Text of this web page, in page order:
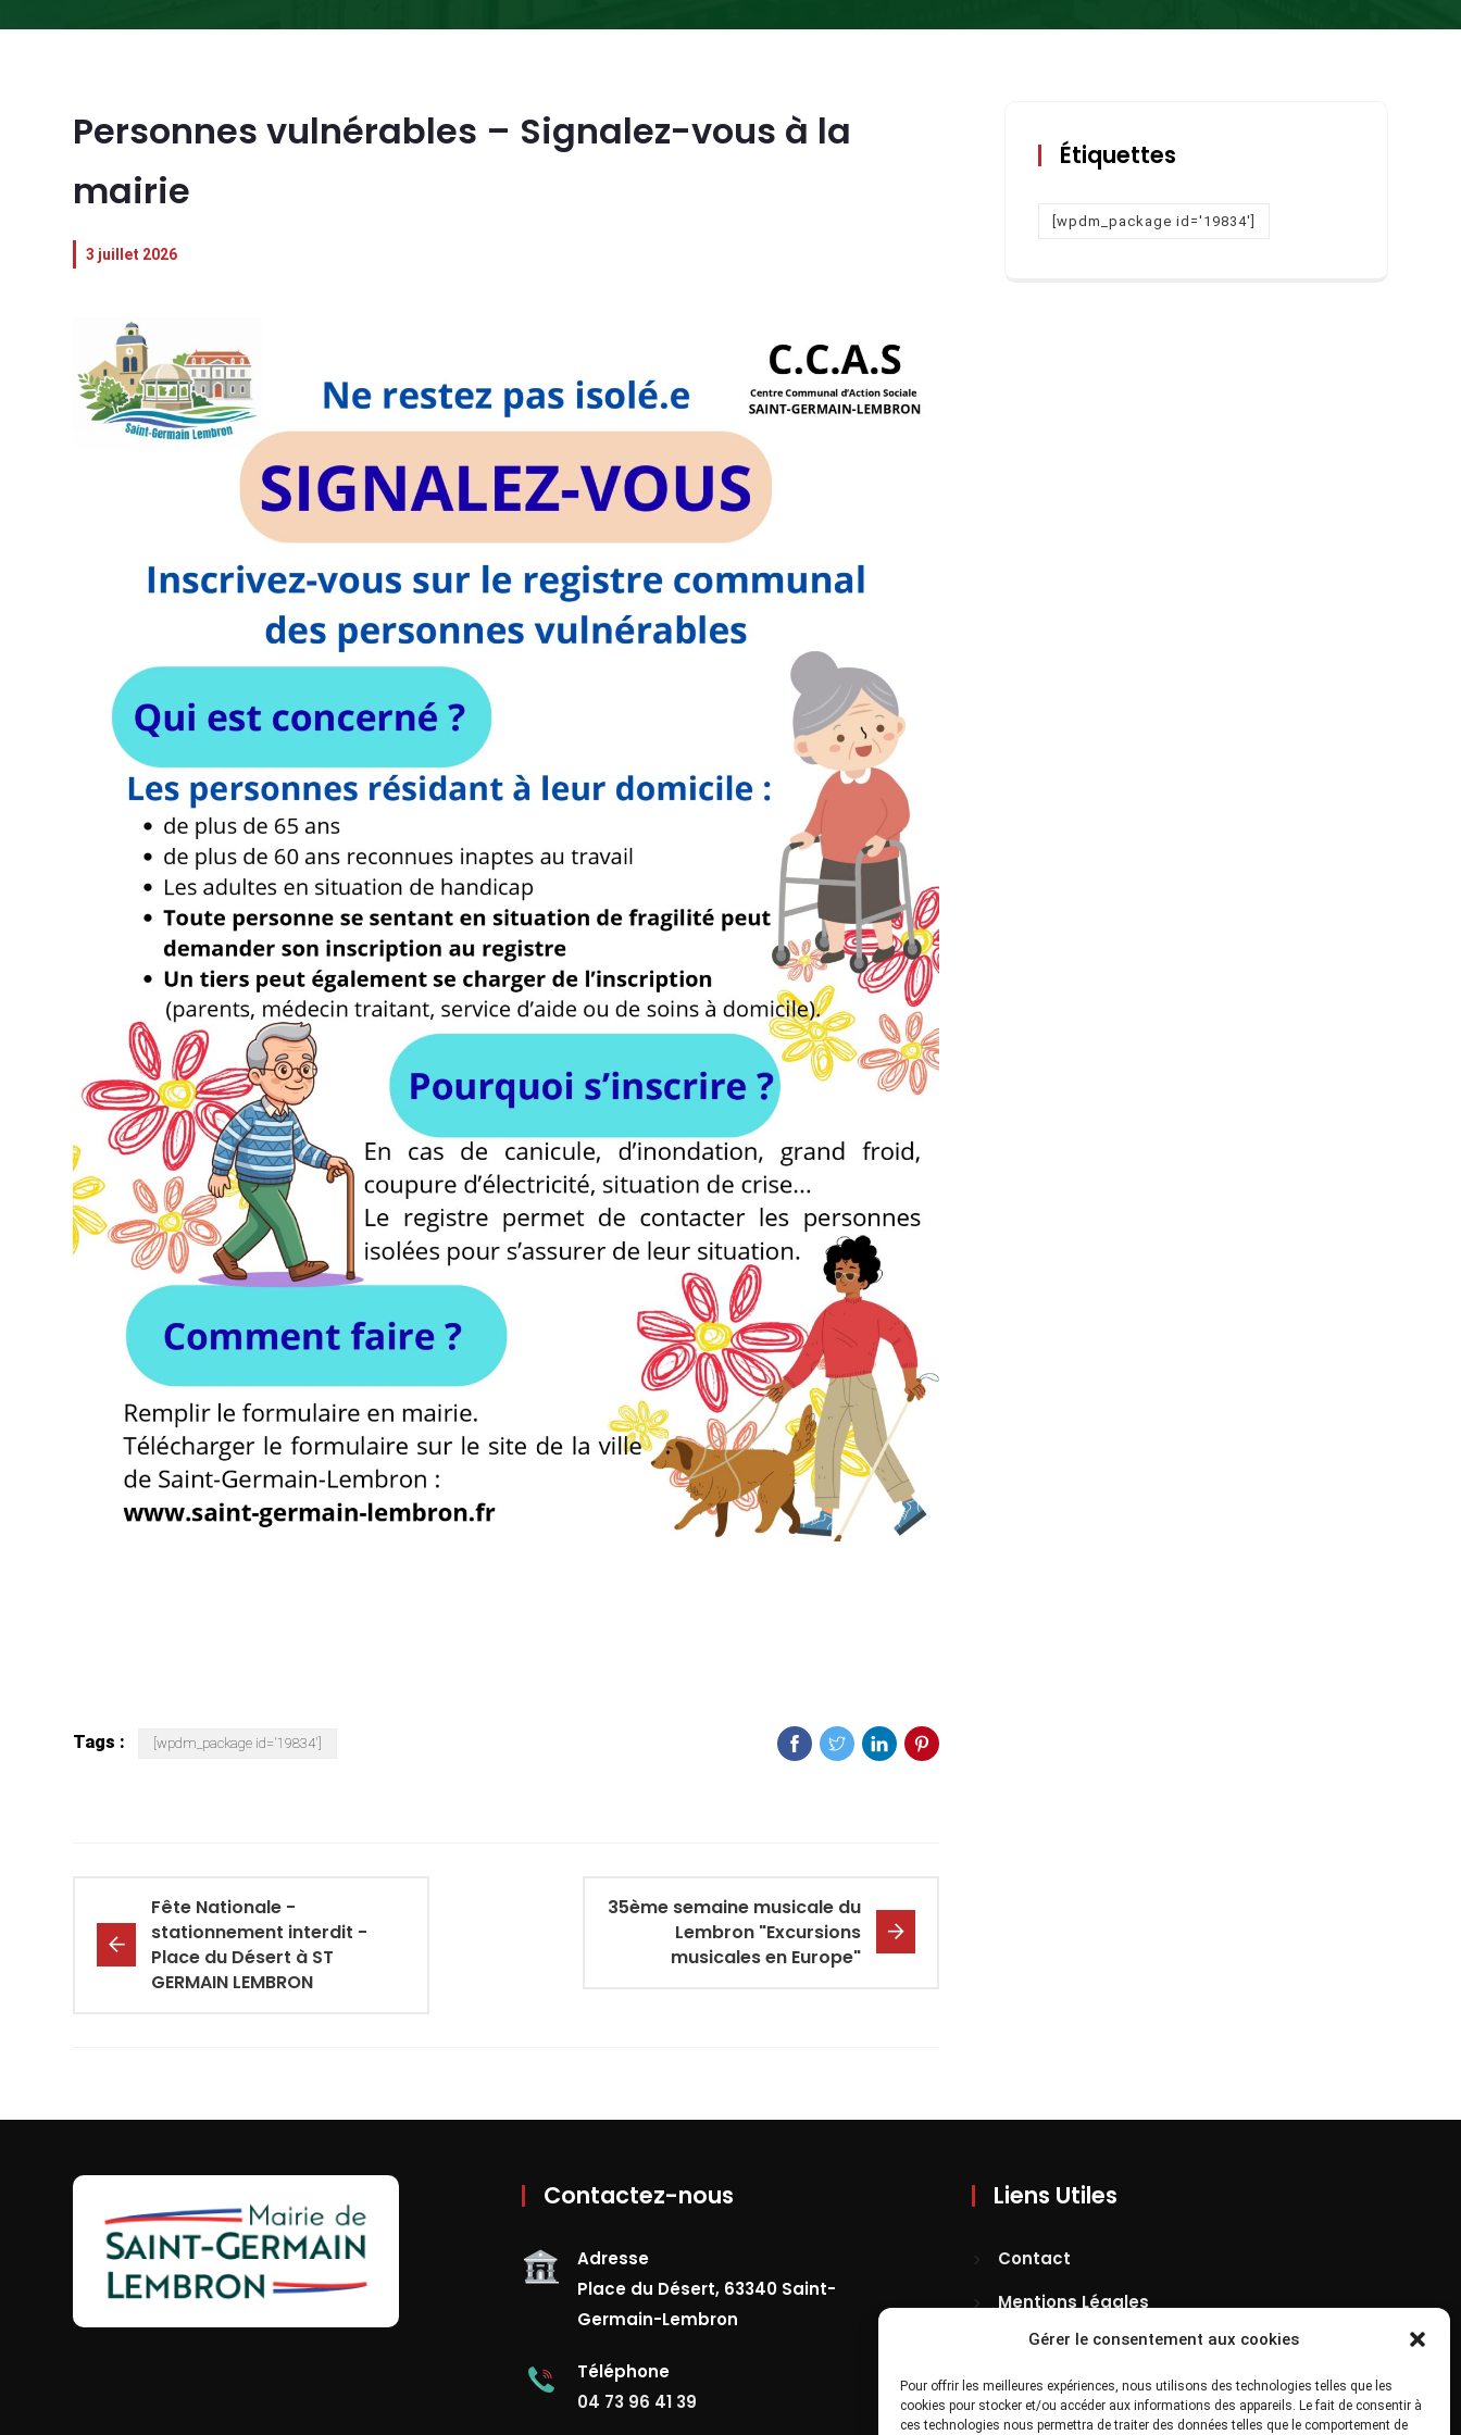
Gérer le consentement aux cookies
Pour offrir les meilleures expériences, nous utilisons des technologies telles que les
cookies pour stocker et/ou accéder aux informations des appareils. Le fait de consentir à
ces technologies nous permettra de traiter des données telles que le comportement de
Personnes vulnérables – Signalez-vous à la
mairie
3 juillet 2026
Tags : [wpdm_package id='19834']
Fête Nationale -
stationnement interdit -
Place du Désert à ST
GERMAIN LEMBRON
35ème semaine musicale du
Lembron "Excursions
musicales en Europe"
Étiquettes
[wpdm_package id='19834']
Contactez-nous
Adresse
Place du Désert, 63340 Saint-
Germain-Lembron
Téléphone
04 73 96 41 39
Liens Utiles
Contact
Mentions Légales
Confidentialité
Site Map